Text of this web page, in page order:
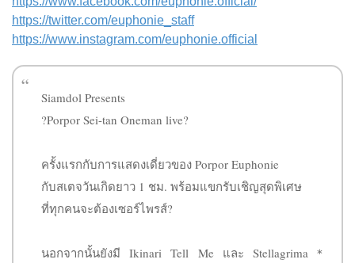
https://twitter.com/euphonie_staff
https://www.instagram.com/euphonie.official
Siamdol Presents
?Porpor Sei-tan Oneman live?
ครั้งแรกกับการแสดงเดี่ยวของ Porpor Euphonie
กับสเตจวันเกิดยาว 1 ชม. พร้อมแขกรับเชิญสุดพิเศษ
ที่ทุกคนจะต้องเซอร์ไพรส์?
นอกจากนั้นยังมี Ikinari Tell Me และ Stellagrima＊